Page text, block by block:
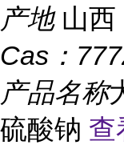
产地 山西
Cas：
产品名称
硫酸钠 查